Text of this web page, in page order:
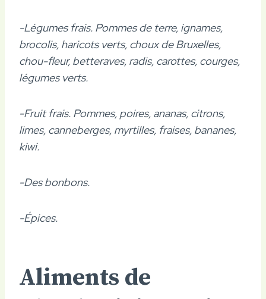
-Légumes frais. Pommes de terre, ignames,
brocolis, haricots verts, choux de Bruxelles,
chou-fleur, betteraves, radis, carottes, courges,
légumes verts.
-Fruit frais. Pommes, poires, ananas, citrons,
limes, canneberges, myrtilles, fraises, bananes,
kiwi.
-Des bonbons.
-Épices.
Aliments de